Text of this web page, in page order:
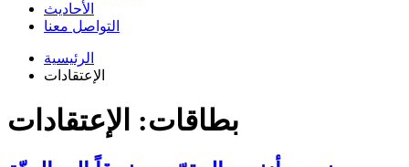
الأحادیث
التواصل معنا
الرئيسية
الإعتقادات
بطاقات: الإعتقادات